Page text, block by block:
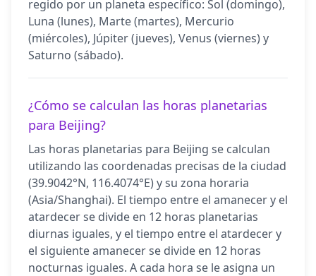
regido por un planeta específico: Sol (domingo),
Luna (lunes), Marte (martes), Mercurio
(miércoles), Júpiter (jueves), Venus (viernes) y
Saturno (sábado).
¿Cómo se calculan las horas planetarias
para Beijing?
Las horas planetarias para Beijing se calculan
utilizando las coordenadas precisas de la ciudad
(39.9042°N, 116.4074°E) y su zona horaria
(Asia/Shanghai). El tiempo entre el amanecer y el
atardecer se divide en 12 horas planetarias
diurnas iguales, y el tiempo entre el atardecer y
el siguiente amanecer se divide en 12 horas
nocturnas iguales. A cada hora se le asigna un